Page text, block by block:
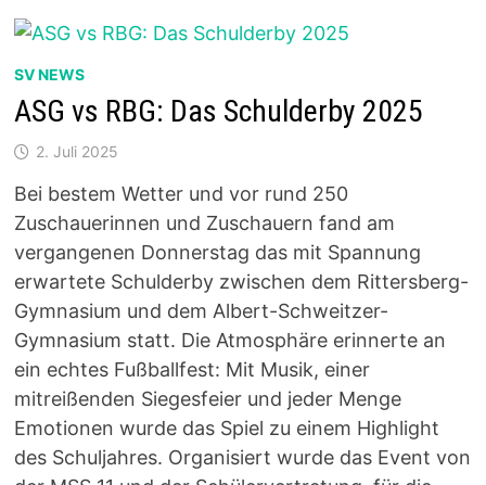
NACH
SV NEWS
ASG vs RBG: Das Schulderby 2025
2. Juli 2025
Bei bestem Wetter und vor rund 250
Zuschauerinnen und Zuschauern fand am
vergangenen Donnerstag das mit Spannung
erwartete Schulderby zwischen dem Rittersberg-
Gymnasium und dem Albert-Schweitzer-
Gymnasium statt. Die Atmosphäre erinnerte an
ein echtes Fußballfest: Mit Musik, einer
mitreißenden Siegesfeier und jeder Menge
Emotionen wurde das Spiel zu einem Highlight
des Schuljahres. Organisiert wurde das Event von